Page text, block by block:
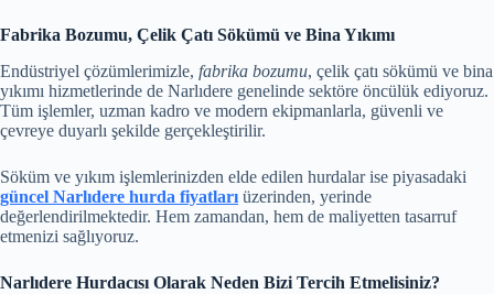
Fabrika Bozumu, Çelik Çatı Sökümü ve Bina Yıkımı
Endüstriyel çözümlerimizle, fabrika bozumu, çelik çatı sökümü ve bina
yıkımı hizmetlerinde de Narlıdere genelinde sektöre öncülük ediyoruz.
Tüm işlemler, uzman kadro ve modern ekipmanlarla, güvenli ve
çevreye duyarlı şekilde gerçekleştirilir.
Söküm ve yıkım işlemlerinizden elde edilen hurdalar ise piyasadaki
güncel Narlıdere hurda fiyatları üzerinden, yerinde
değerlendirilmektedir. Hem zamandan, hem de maliyetten tasarruf
etmenizi sağlıyoruz.
Narlıdere Hurdacısı Olarak Neden Bizi Tercih Etmelisiniz?